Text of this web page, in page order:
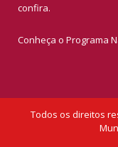
confira.
Conheça o Programa
Todos os direitos